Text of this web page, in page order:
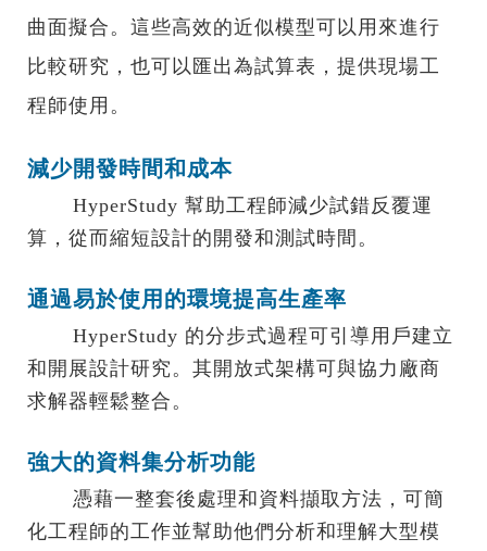
曲面擬合。這些高效的近似模型可以用來進行
比較研究，也可以匯出為試算表，提供現場工
程師使用。
減少開發時間和成本
HyperStudy 幫助工程師減少試錯反覆運
算，從而縮短設計的開發和測試時間。
通過易於使用的環境提高生產率
HyperStudy 的分步式過程可引導用戶建立
和開展設計研究。其開放式架構可與協力廠商
求解器輕鬆整合。
強大的資料集分析功能
憑藉一整套後處理和資料擷取方法，可簡
化工程師的工作並幫助他們分析和理解大型模